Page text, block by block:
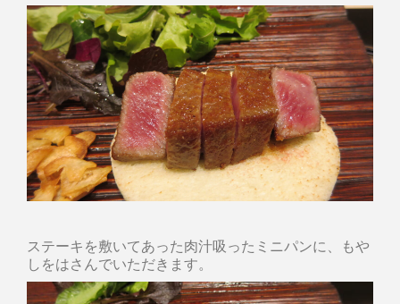
ステーキを敷いてあった肉汁吸ったミニパンに、もや
しをはさんでいただきます。